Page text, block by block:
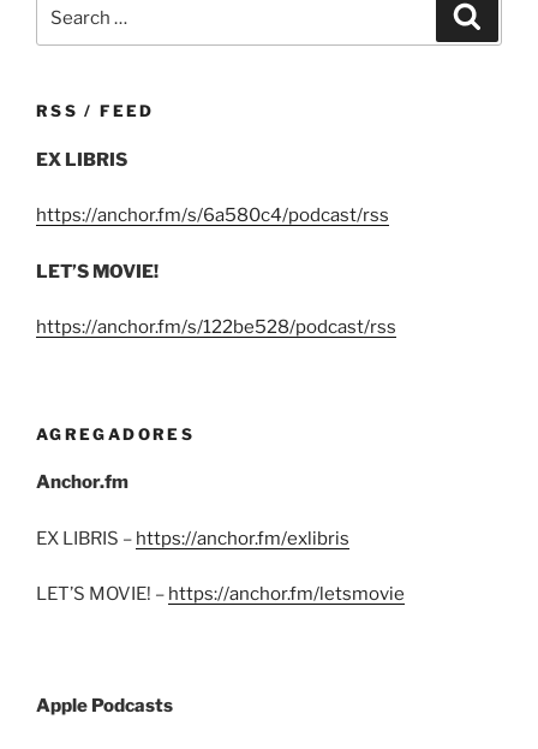
for:
RSS / FEED
EX LIBRIS
https://anchor.fm/s/6a580c4/podcast/rss
LET’S MOVIE!
https://anchor.fm/s/122be528/podcast/rss
AGREGADORES
Anchor.fm
EX LIBRIS – https://anchor.fm/exlibris
LET’S MOVIE! – https://anchor.fm/letsmovie
Apple Podcasts